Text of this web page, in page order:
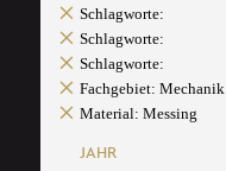
Schlagworte:
Schlagworte:
Schlagworte:
Fachgebiet: Mechanik
Material: Messing
JAHR